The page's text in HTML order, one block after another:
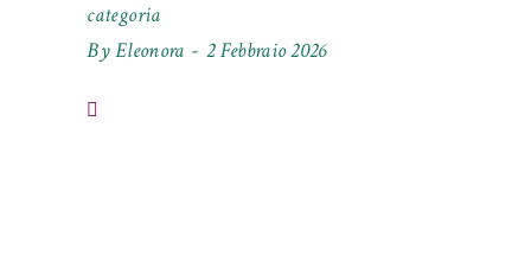
categoria
ByEleonora 2 Febbraio 2026